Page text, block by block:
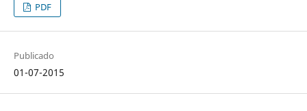
PDF
Publicado
01-07-2015